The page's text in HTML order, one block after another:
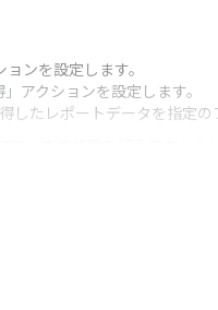
ンを設定します。
アクションを設定します。
たレポートデータを指定の